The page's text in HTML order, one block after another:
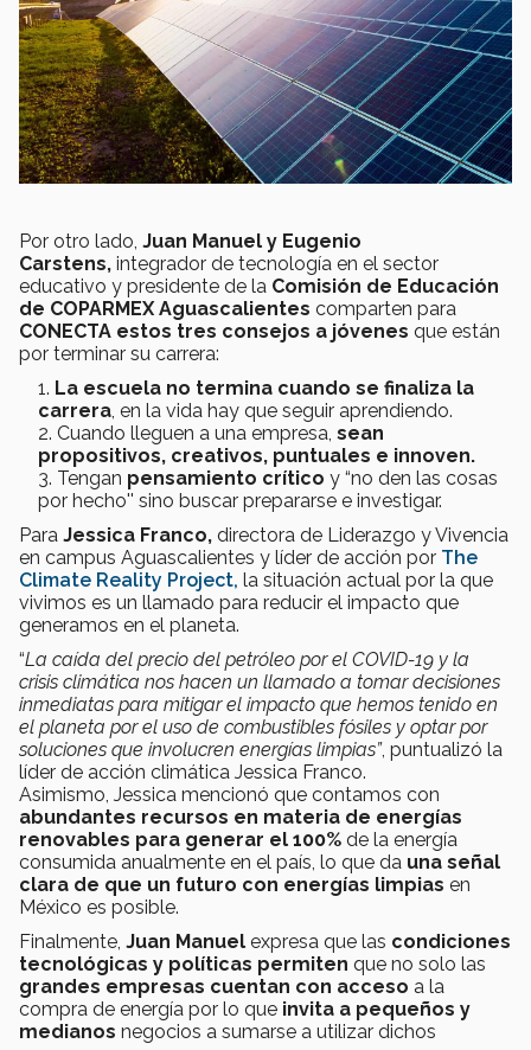
Por otro lado, Juan Manuel y Eugenio
Carstens, integrador de tecnología en el sector
educativo y presidente de la Comisión de Educación
de COPARMEX Aguascalientes comparten para
CONECTA estos tres consejos a jóvenes que están
por terminar su carrera:
La escuela no termina cuando se finaliza la
carrera , en la vida hay que seguir aprendiendo.
Cuando lleguen a una empresa, sean
propositivos, creativos, puntuales e innoven.
Tengan pensamiento crítico y “no den las cosas
por hecho'' sino buscar prepararse e investigar.
Para Jessica Franco, directora de Liderazgo y Vivencia
en campus Aguascalientes y líder de acción por The
Climate Reality Project, la situación actual por la que
vivimos es un llamado para reducir el impacto que
generamos en el planeta.
“La caída del precio del petróleo por el COVID-19 y la
crisis climática nos hacen un llamado a tomar decisiones
inmediatas para mitigar el impacto que hemos tenido en
el planeta por el uso de combustibles fósiles y optar por
soluciones que involucren energías limpias”, puntualizó la
líder de acción climática Jessica Franco.
Asimismo, Jessica mencionó que contamos con
abundantes recursos en materia de energías
renovables para generar el 100% de la energía
consumida anualmente en el país, lo que da una señal
clara de que un futuro con energías limpias en
México es posible.
Finalmente, Juan Manuel expresa que las condiciones
tecnológicas y políticas permiten que no solo las
grandes empresas cuentan con acceso a la
compra de energía por lo que invita a pequeños y
medianos negocios a sumarse a utilizar dichos